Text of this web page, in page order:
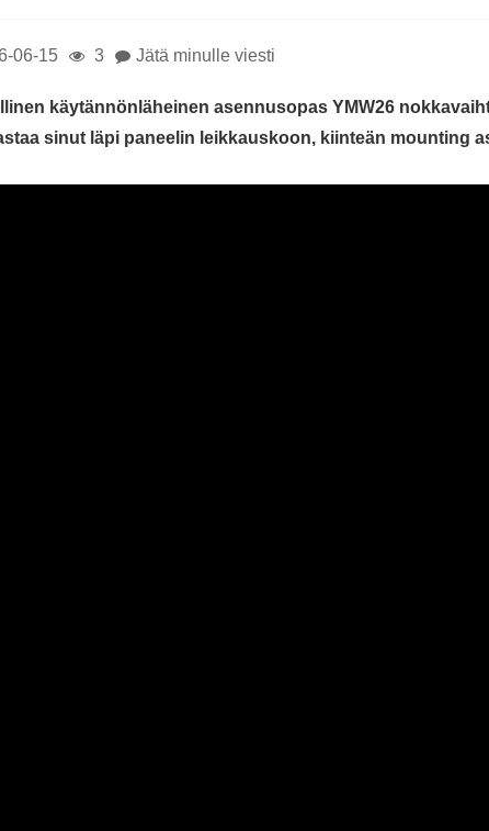
06-15 3 Jätä minulle viesti
käytännönläheinen asennusopas YMW26
sinut läpi paneelin leikkauskoon, kiinteän mounting